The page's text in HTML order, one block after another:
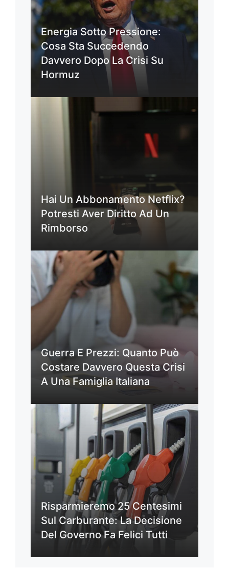
Energia Sotto Pressione:
Cosa Sta Succedendo
Davvero Dopo La Crisi Su
Hormuz
Hai Un Abbonamento Netflix?
Potresti Aver Diritto Ad Un
Rimborso
Guerra E Prezzi: Quanto Può
Costare Davvero Questa Crisi
A Una Famiglia Italiana
Risparmieremo 25 Centesimi
Sul Carburante: La Decisione
Del Governo Fa Felici Tutti